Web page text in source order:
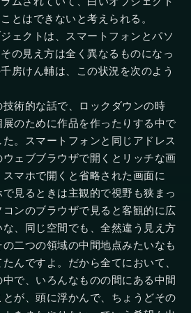
とはできないと考えられる。
ェクトは、スマートフォンとパソ
の見え方は全く異なるものになっ
房けん輔は、この状況を次のよう
技術的な話で、ロックダウンの時
展のために作品を作ったりする中で
。スマートフォンと同じアドレス
ウェブブラウザで開くとリッチな画
マホで開くと省略された画面に
見るときは主観的で視野も狭まっ
ンのブラウザで見ると客観的に広
な、同じ空間でも、全然違う見え方
の二つの領域の中間地点みたいなも
んですよ。だから全てにおいて、
中で、いろんなものの間にある中間
が、頭に浮かんで、ちょうどその